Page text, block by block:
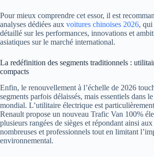
Pour mieux comprendre cet essor, il est
analyses dédiées aux voitures chinoises 2026,
détaillé sur les performances, innovations et
asiatiques sur le marché international.
La redéfinition des segments traditionnels :
compacts
Enfin, le renouvellement à l’échelle de 2026
segments parfois délaissés, mais essentiels dans
mondial. L’utilitaire électrique est
Renault propose un nouveau Trafic Van 100%
plusieurs rangées de sièges et répondant ainsi
nombreuses et professionnels tout en limitant
environnemental.